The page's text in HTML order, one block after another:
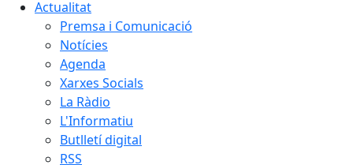
Actualitat
Premsa i Comunicació
Notícies
Agenda
Xarxes Socials
La Ràdio
L'Informatiu
Butlletí digital
RSS